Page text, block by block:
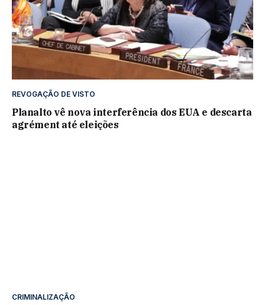
REVOGAÇÃO DE VISTO
Planalto vê nova interferência dos EUA e descarta
agrément até eleições
CRIMINALIZAÇÃO